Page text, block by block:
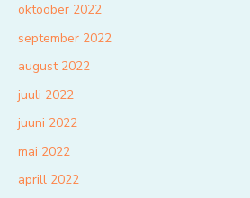
oktoober 2022
september 2022
august 2022
juuli 2022
juuni 2022
mai 2022
aprill 2022